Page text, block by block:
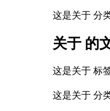
这是关于 分
关于 的
这是关于 标
这是关于 分